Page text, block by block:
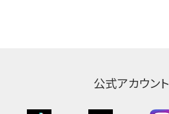
公式アカウント